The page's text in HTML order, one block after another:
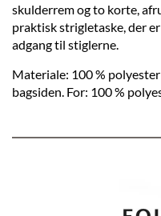
skulderrem og to korte,
praktisk strigletaske, der
adgang til stiglerne.
Materiale: 100 %
bagsiden. For: 100 %